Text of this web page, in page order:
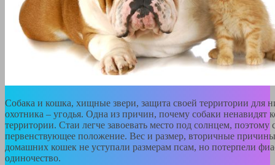
Собака и кошка, хищные звери, защита своей территории для
охотника – угодья. Одна из причин, почему собаки ненавидят
территории. Стаи легче завоевать место под солнцем, поэтому
первенствующее положение. Вес и размер, вторичные
домашних кошек не уступали размерам псам, но потерпели
одиночество.